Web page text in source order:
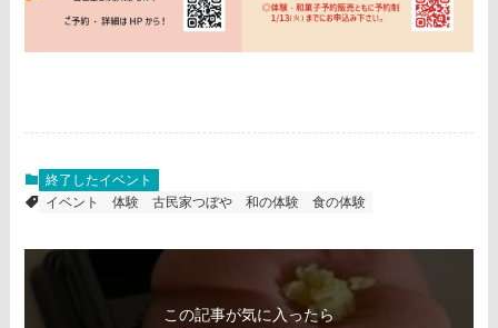
終了したイベント
イベント
体験 古民家つぼや 和の体験 食の体験
この記事が気に入ったら